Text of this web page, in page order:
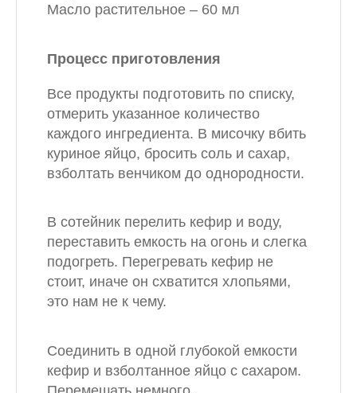
Масло растительное – 60 мл
Процесс приготовления
Все продукты подготовить по списку,
отмерить указанное количество
каждого ингредиента. В мисочку вбить
куриное яйцо, бросить соль и сахар,
взболтать венчиком до однородности.
В сотейник перелить кефир и воду,
переставить емкость на огонь и слегка
подогреть. Перегревать кефир не
стоит, иначе он схватится хлопьями,
это нам не к чему.
Соединить в одной глубокой емкости
кефир и взболтанное яйцо с сахаром.